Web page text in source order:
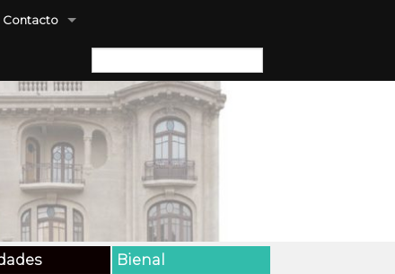
Contacto
Buscar:
Bienal